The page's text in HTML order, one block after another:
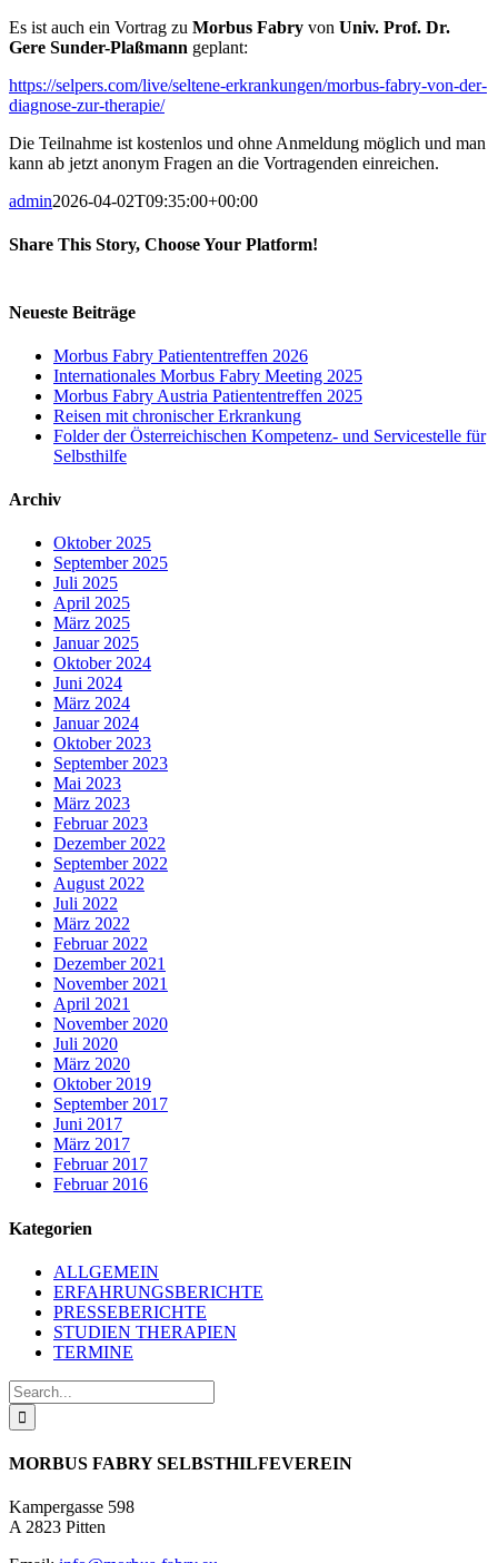
Es ist auch ein Vortrag zu Morbus Fabry von Univ. Prof. Dr.
Gere Sunder-Plaßmann geplant:
https://selpers.com/live/seltene-erkrankungen/morbus-fabry-von-der-
diagnose-zur-therapie/
Die Teilnahme ist kostenlos und ohne Anmeldung möglich und man
kann ab jetzt anonym Fragen an die Vortragenden einreichen.
admin2026-04-02T09:35:00+00:00
Share This Story, Choose Your Platform!
Neueste Beiträge
Morbus Fabry Patiententreffen 2026
Internationales Morbus Fabry Meeting 2025
Morbus Fabry Austria Patiententreffen 2025
Reisen mit chronischer Erkrankung
Folder der Österreichischen Kompetenz- und Servicestelle für
Selbsthilfe
Archiv
Oktober 2025
September 2025
Juli 2025
April 2025
März 2025
Januar 2025
Oktober 2024
Juni 2024
März 2024
Januar 2024
Oktober 2023
September 2023
Mai 2023
März 2023
Februar 2023
Dezember 2022
September 2022
August 2022
Juli 2022
März 2022
Februar 2022
Dezember 2021
November 2021
April 2021
November 2020
Juli 2020
März 2020
Oktober 2019
September 2017
Juni 2017
März 2017
Februar 2017
Februar 2016
Kategorien
ALLGEMEIN
ERFAHRUNGSBERICHTE
PRESSEBERICHTE
STUDIEN THERAPIEN
TERMINE
Search
for:
MORBUS FABRY SELBSTHILFEVEREIN
Kampergasse 598
A 2823 Pitten